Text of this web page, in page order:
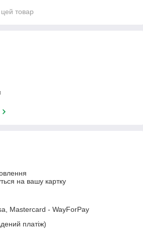
товар
на вашу картку
Mastercard - WayForPay
платіж)